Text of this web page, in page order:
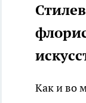
Как и во